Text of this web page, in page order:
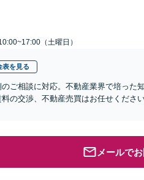
（土曜日）
表を見る
ご相談に対応。不動産業界で培った
の交渉、不動産売買はお任せくださ
メールで